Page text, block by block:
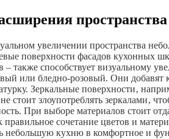
пространства
увеличении пространства
поверхности фасадов кухонных
– также способствует визуальному
или бледно-розовый. Они добавят
Зеркальные поверхности‚
стоит злоупотреблять
При выборе материалов стоит
сочетание цветов и
небольшую кухню в комфортное и